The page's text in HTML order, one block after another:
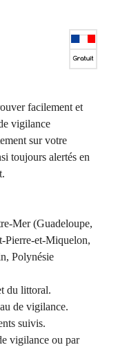
facilement et
vigilance
sur votre
toujours alertés en
Mer (Guadeloupe,
Pierre-et-Miquelon,
Polynésie
du littoral.
de vigilance.
suivis.
vigilance ou par